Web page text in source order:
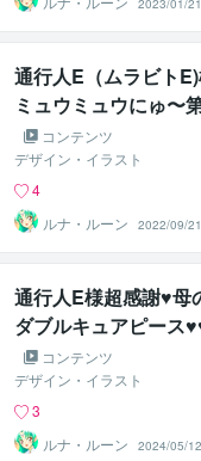
2023/01/21
通行人E（ムラビト
ミュウミュウにゅ〜
コンテンツ
デザイン・イラスト
4
ルナ・ルーン
2022/09/21
通行人E様超感謝♥母
ダブルキュアピース
コンテンツ
デザイン・イラスト
3
ルナ・ルーン
2024/05/12